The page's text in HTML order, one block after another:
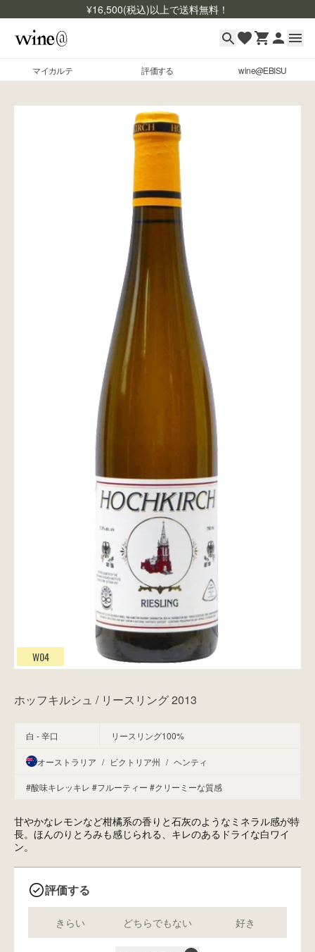
¥16,500(税込)以上で送料無料！
マイカルテ 評価する wine@EBISU
マイカルテ
wine@とは
W04
ホッフキルシュ / リースリング 2013
白 - 辛口 リースリング100%
オーストラリア / ビクトリア州 / ヘンティ
#酸味キレッキレ #フルーティー #クリーミーな質感
甘やかなレモンなど柑橘系の香りと石灰のようなミネラル感が特
長。ほんのりとろみも感じられる、キレのあるドライな白ワイ
ン。
評価する
きらい どちらでもない 好き